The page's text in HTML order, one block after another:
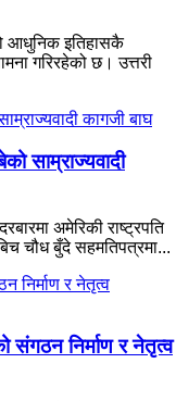
आधुनिक इतिहासकै
गरिरहेको छ। उत्तरी
साम्राज्यवादी
अमेरिकी राष्ट्रपति
चौध बुँदे सहमतिपत्रमा...
संगठन निर्माण र नेतृत्व